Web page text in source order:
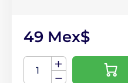
49 Mex$